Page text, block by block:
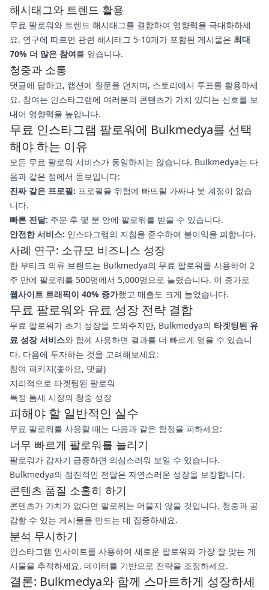
해시태그와 트렌드 활용
무료 팔로워와 트렌드 해시태그를 결합하여 영향력을 극대화하세
요. 연구에 따르면 관련 해시태그 5-10개가 포함된 게시물은 최대
70% 더 많은 참여를 얻습니다.
청중과 소통
댓글에 답하고, 캡션에 질문을 던지며, 스토리에서 투표를 활용하세
요. 참여는 인스타그램에 여러분의 콘텐츠가 가치 있다는 신호를 보
내어 영향력을 높입니다.
무료 인스타그램 팔로워에 Bulkmedya를 선택
해야 하는 이유
모든 무료 팔로워 서비스가 동일하지는 않습니다. Bulkmedya는 다
음과 같은 점에서 돋보입니다:
진짜 같은 프로필: 프로필을 위험에 빠뜨릴 가짜나 봇 계정이 없습
니다.
빠른 전달: 주문 후 몇 분 안에 팔로워를 받을 수 있습니다.
안전한 서비스: 인스타그램의 지침을 준수하여 불이익을 피합니다.
사례 연구: 소규모 비즈니스 성장
한 부티크 의류 브랜드는 Bulkmedya의 무료 팔로워를 사용하여 2
주 만에 팔로워를 500명에서 5,000명으로 늘렸습니다. 이 증가로
웹사이트 트래픽이 40% 증가했고 매출도 크게 늘었습니다.
무료 팔로워와 유료 성장 전략 결합
무료 팔로워가 초기 성장을 도와주지만, Bulkmedya의 타겟팅된 유
료 성장 서비스와 함께 사용하면 결과를 더 빠르게 얻을 수 있습니
다. 다음에 투자하는 것을 고려해보세요:
참여 패키지(좋아요, 댓글)
지리적으로 타겟팅된 팔로워
특정 틈새 시장의 청중 성장
피해야 할 일반적인 실수
무료 팔로워를 사용할 때는 다음과 같은 함정을 피하세요:
너무 빠르게 팔로워를 늘리기
팔로워가 갑자기 급증하면 의심스러워 보일 수 있습니다.
Bulkmedya의 점진적인 전달은 자연스러운 성장을 보장합니다.
콘텐츠 품질 소홀히 하기
콘텐츠가 가치가 없다면 팔로워는 머물지 않을 것입니다. 청중과 공
감할 수 있는 게시물을 만드는 데 집중하세요.
분석 무시하기
인스타그램 인사이트를 사용하여 새로운 팔로워와 가장 잘 맞는 게
시물을 추적하세요. 데이터를 기반으로 전략을 조정하세요.
결론: Bulkmedya와 함께 스마트하게 성장하세